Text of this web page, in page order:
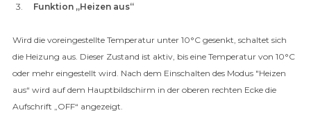
Funktion „Heizen aus“
Wird die voreingestellte Temperatur unter 10°C gesenkt, schaltet sich
die Heizung aus. Dieser Zustand ist aktiv, bis eine Temperatur von 10°C
oder mehr eingestellt wird. Nach dem Einschalten des Modus "Heizen
aus“ wird auf dem Hauptbildschirm in der oberen rechten Ecke die
Aufschrift „OFF“ angezeigt.